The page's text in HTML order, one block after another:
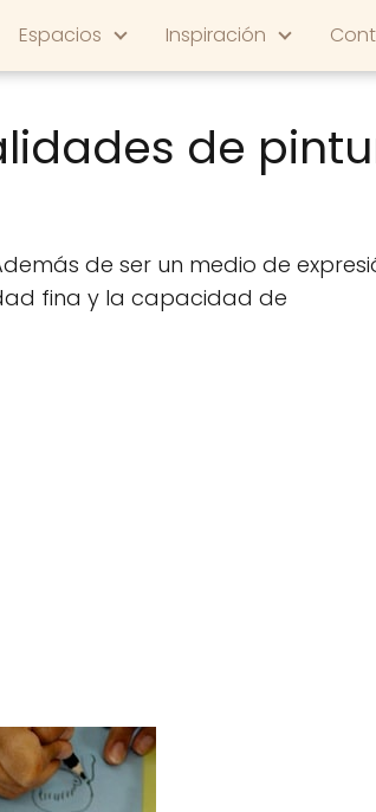
Espacios Inspiración
de
de ser un medio de
fina y la capacidad de